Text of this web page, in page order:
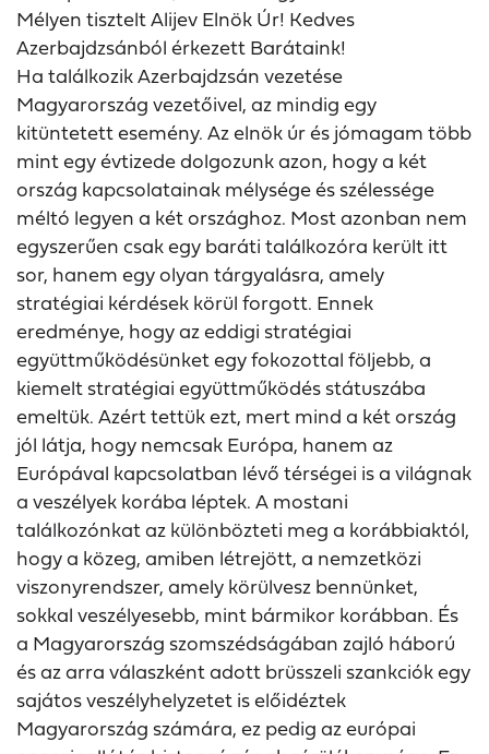
Mélyen tisztelt Alijev Elnök Úr! Kedves
Azerbajdzsánból érkezett Barátaink!
Ha találkozik Azerbajdzsán vezetése
Magyarország vezetőivel, az mindig egy
kitüntetett esemény. Az elnök úr és jómagam több
mint egy évtizede dolgozunk azon, hogy a két
ország kapcsolatainak mélysége és szélessége
méltó legyen a két országhoz. Most azonban nem
egyszerűen csak egy baráti találkozóra került itt
sor, hanem egy olyan tárgyalásra, amely
stratégiai kérdések körül forgott. Ennek
eredménye, hogy az eddigi stratégiai
együttműködésünket egy fokozottal följebb, a
kiemelt stratégiai együttműködés státuszába
emeltük. Azért tettük ezt, mert mind a két ország
jól látja, hogy nemcsak Európa, hanem az
Európával kapcsolatban lévő térségei is a világnak
a veszélyek korába léptek. A mostani
találkozónkat az különbözteti meg a korábbiaktól,
hogy a közeg, amiben létrejött, a nemzetközi
viszonyrendszer, amely körülvesz bennünket,
sokkal veszélyesebb, mint bármikor korábban. És
a Magyarország szomszédságában zajló háború
és az arra válaszként adott brüsszeli szankciók egy
sajátos veszélyhelyzetet is előidéztek
Magyarország számára, ez pedig az európai